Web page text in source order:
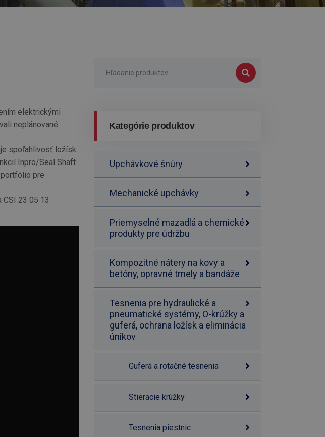
elektrickými
neplánované
spoľahlivosť ložísk
Inpro/Seal Shaft
pre
CSI 23 05 13
Kategórie produktov
Upchávkové šnúry
Mechanické upchávky
Priemyselné mazadlá a chemické
produkty pre údržbu
Kompozitné nátery na kovy a
betóny, opravné tmely a bandáže
Tesnenia pre hydraulické a
pneumatické systémy, O-krúžky a
guferá, ochrana ložísk a eliminácia
únikov
Guferá a rotačné tesnenia
Stieracie krúžky
Tesnenia piestnic